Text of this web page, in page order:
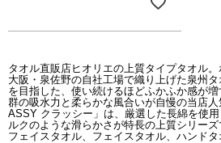
タオル直販店ヒオリエの上質タイプタオル。
大阪・泉佐野の自社工場で織り上げた泉州
を目指した、使い続けるほどふかふか感が
群の吸水力と柔らかな風合いが自慢の当店
ASSY クラッシー」は、厳選した長綿を使
ルクのような滑らかさが特長の上質シリー
フェイスタオル、フェイスタオル、ハンドタ